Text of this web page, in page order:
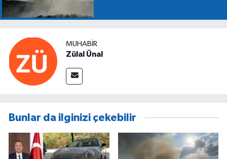
MUHABIR
Zülal Ünal
Bunlar da ilginizi çekebilir